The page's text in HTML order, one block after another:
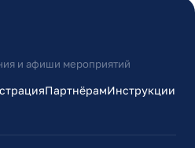
и афиши мероприятий
ПартнёрамИнструкции